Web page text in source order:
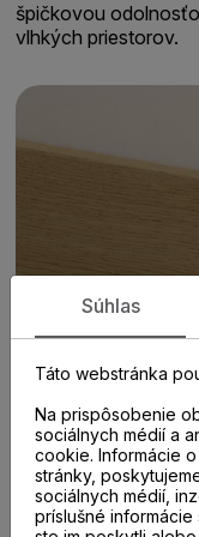
špičkovou
vlhkých priestorov.
Súhlas
Táto webstránka
Na prispôsobenie
sociálnych médií a
cookie. Informácie
stránky,
sociálnych médií,
príslušné